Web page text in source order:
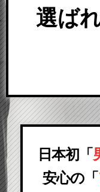
選ば
日本初「
安心の「